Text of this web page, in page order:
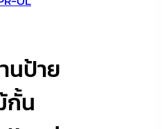
นป้าย
กั้น